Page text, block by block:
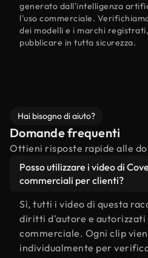
generato dall'intelligenza
l'uso commerciale.
dei modelli e i marchi
pubblicare in tutta sicurezza.
Hai bisogno di aiuto?
Domande frequenti
Ottieni risposte rapide alle
Posso utilizzare i video di
commerciali per clienti?
Sì, tutti i video di questa
diritti d'autore e autorizzati
commerciale. Ogni clip
individualmente per